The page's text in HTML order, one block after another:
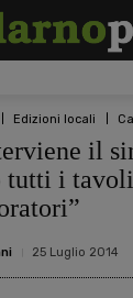
Edizioni locali
il
tutti i
25 Luglio 2014